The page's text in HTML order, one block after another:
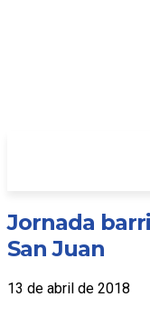
Jornada
San Juan
13 de abril de 2018